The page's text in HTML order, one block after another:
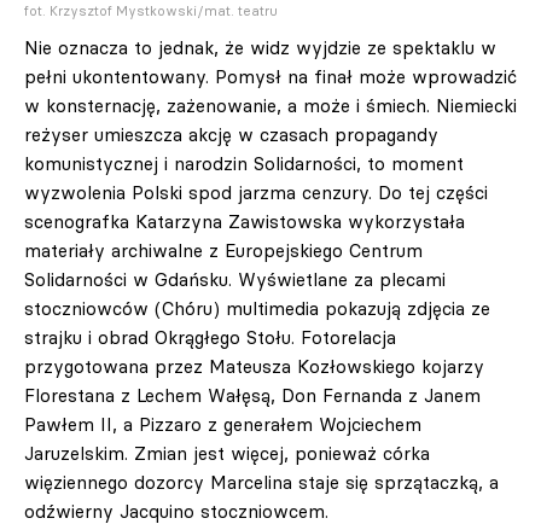
fot. Krzysztof Mystkowski/mat. teatru
Nie oznacza to jednak, że widz wyjdzie ze spektaklu w
pełni ukontentowany. Pomysł na finał może wprowadzić
w konsternację, zażenowanie, a może i śmiech. Niemiecki
reżyser umieszcza akcję w czasach propagandy
komunistycznej i narodzin Solidarności, to moment
wyzwolenia Polski spod jarzma cenzury. Do tej części
scenografka Katarzyna Zawistowska wykorzystała
materiały archiwalne z Europejskiego Centrum
Solidarności w Gdańsku. Wyświetlane za plecami
stoczniowców (Chóru) multimedia pokazują zdjęcia ze
strajku i obrad Okrągłego Stołu. Fotorelacja
przygotowana przez Mateusza Kozłowskiego kojarzy
Florestana z Lechem Wałęsą, Don Fernanda z Janem
Pawłem II, a Pizzaro z generałem Wojciechem
Jaruzelskim. Zmian jest więcej, ponieważ córka
więziennego dozorcy Marcelina staje się sprzątaczką, a
odźwierny Jacquino stoczniowcem.